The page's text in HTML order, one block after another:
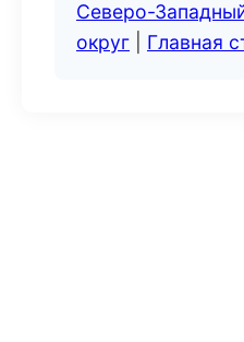
Северо-
округ
Главная